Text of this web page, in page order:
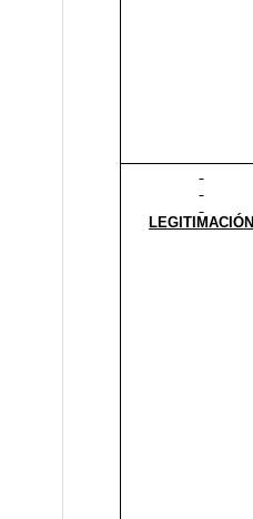
LEGITIMACIÓN